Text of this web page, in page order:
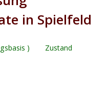
in Spielfeld
)
Zustand